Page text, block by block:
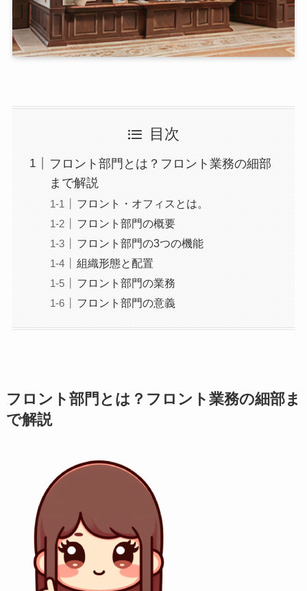
目次
フロント部門とは？フロント業務の細部
まで解説
フロント・オフィスとは。
フロント部門の概要
フロント部門の3つの機能
組織形態と配置
フロント部門の業務
フロント部門の意義
フロント部門とは？フロント業務の細部ま
で解説